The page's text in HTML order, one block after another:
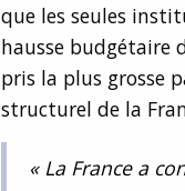
que les seules
hausse budgétaire
pris la plus grosse
structurel de la
« La France a